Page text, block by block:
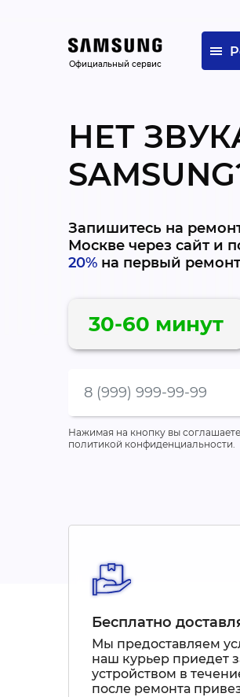
Официальный сервис
НЕТ
Запишитесь на
Москве через сайт и
20%на первый ремонт
30-60 минут
Нажимая на кнопку вы
политикой конфиденциальности.
Бесплатно
Мы предоставляем
наш курьер приедет
устройством в
после ремонта